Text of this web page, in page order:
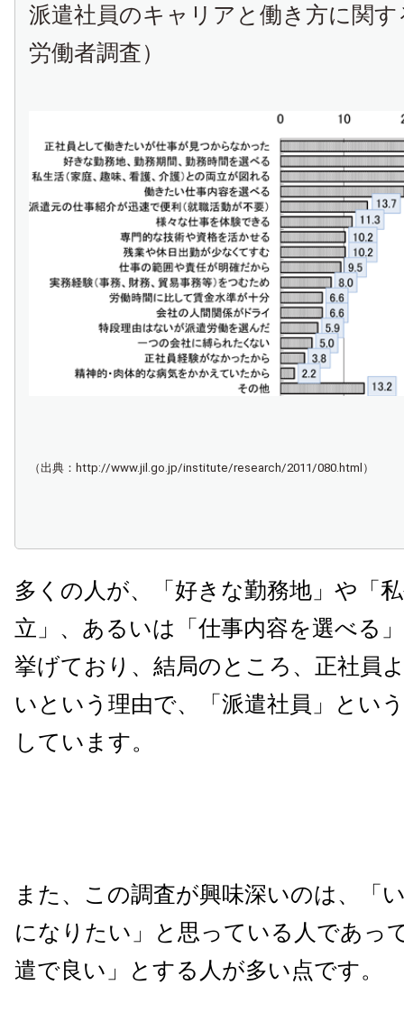
派遣社員のキャリアと働き方に関
労働者調査）
（出典：http://www.jil.go.jp/institute/research/2011/080.html）
多くの人が、「好きな勤務地」や「
立」、あるいは「仕事内容を選べる
挙げており、結局のところ、正社員
いという理由で、「派遣社員」とい
しています。
また、この調査が興味深いのは、「
になりたい」と思っている人であっ
遣で良い」とする人が多い点です。